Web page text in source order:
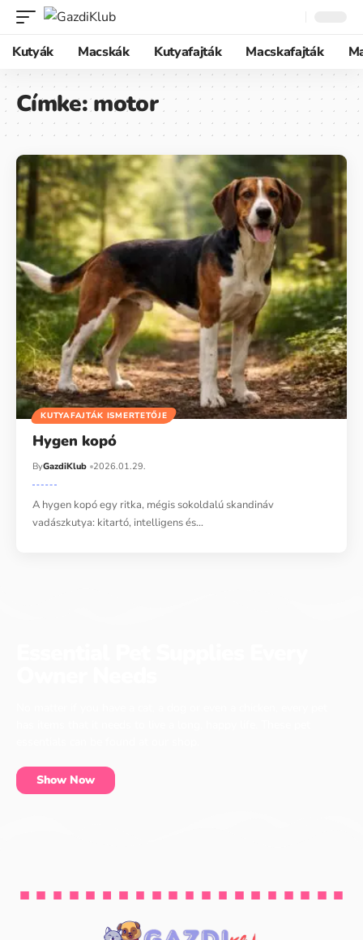
Kutyák Macskák Kutyafajták Macskafajták
Címke:motor
KUTYAFAJTÁK ISMERTETŐJE
Hygen kopó
ByGazdiKlub 2026.01.29.
A hygen kopó egy ritka, mégis sokoldalú skandináv
vadászkutya: kitartó, intelligens és…
Show Now